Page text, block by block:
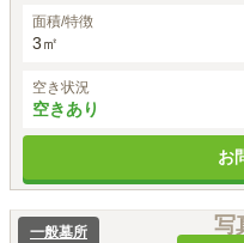
面積/特徴
3㎡
空き状況
空きあり
お
写
一般墓所